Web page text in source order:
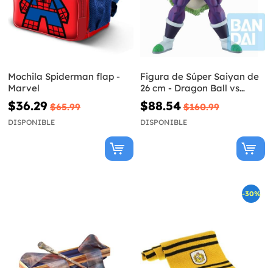
Mochila Spiderman flap -
Marvel
$36.29 $65.99
DISPONIBLE
Figura de Súper Saiyan de
26 cm - Dragon Ball vs
Omnibus Super
$88.54 $160.99
DISPONIBLE
-30%